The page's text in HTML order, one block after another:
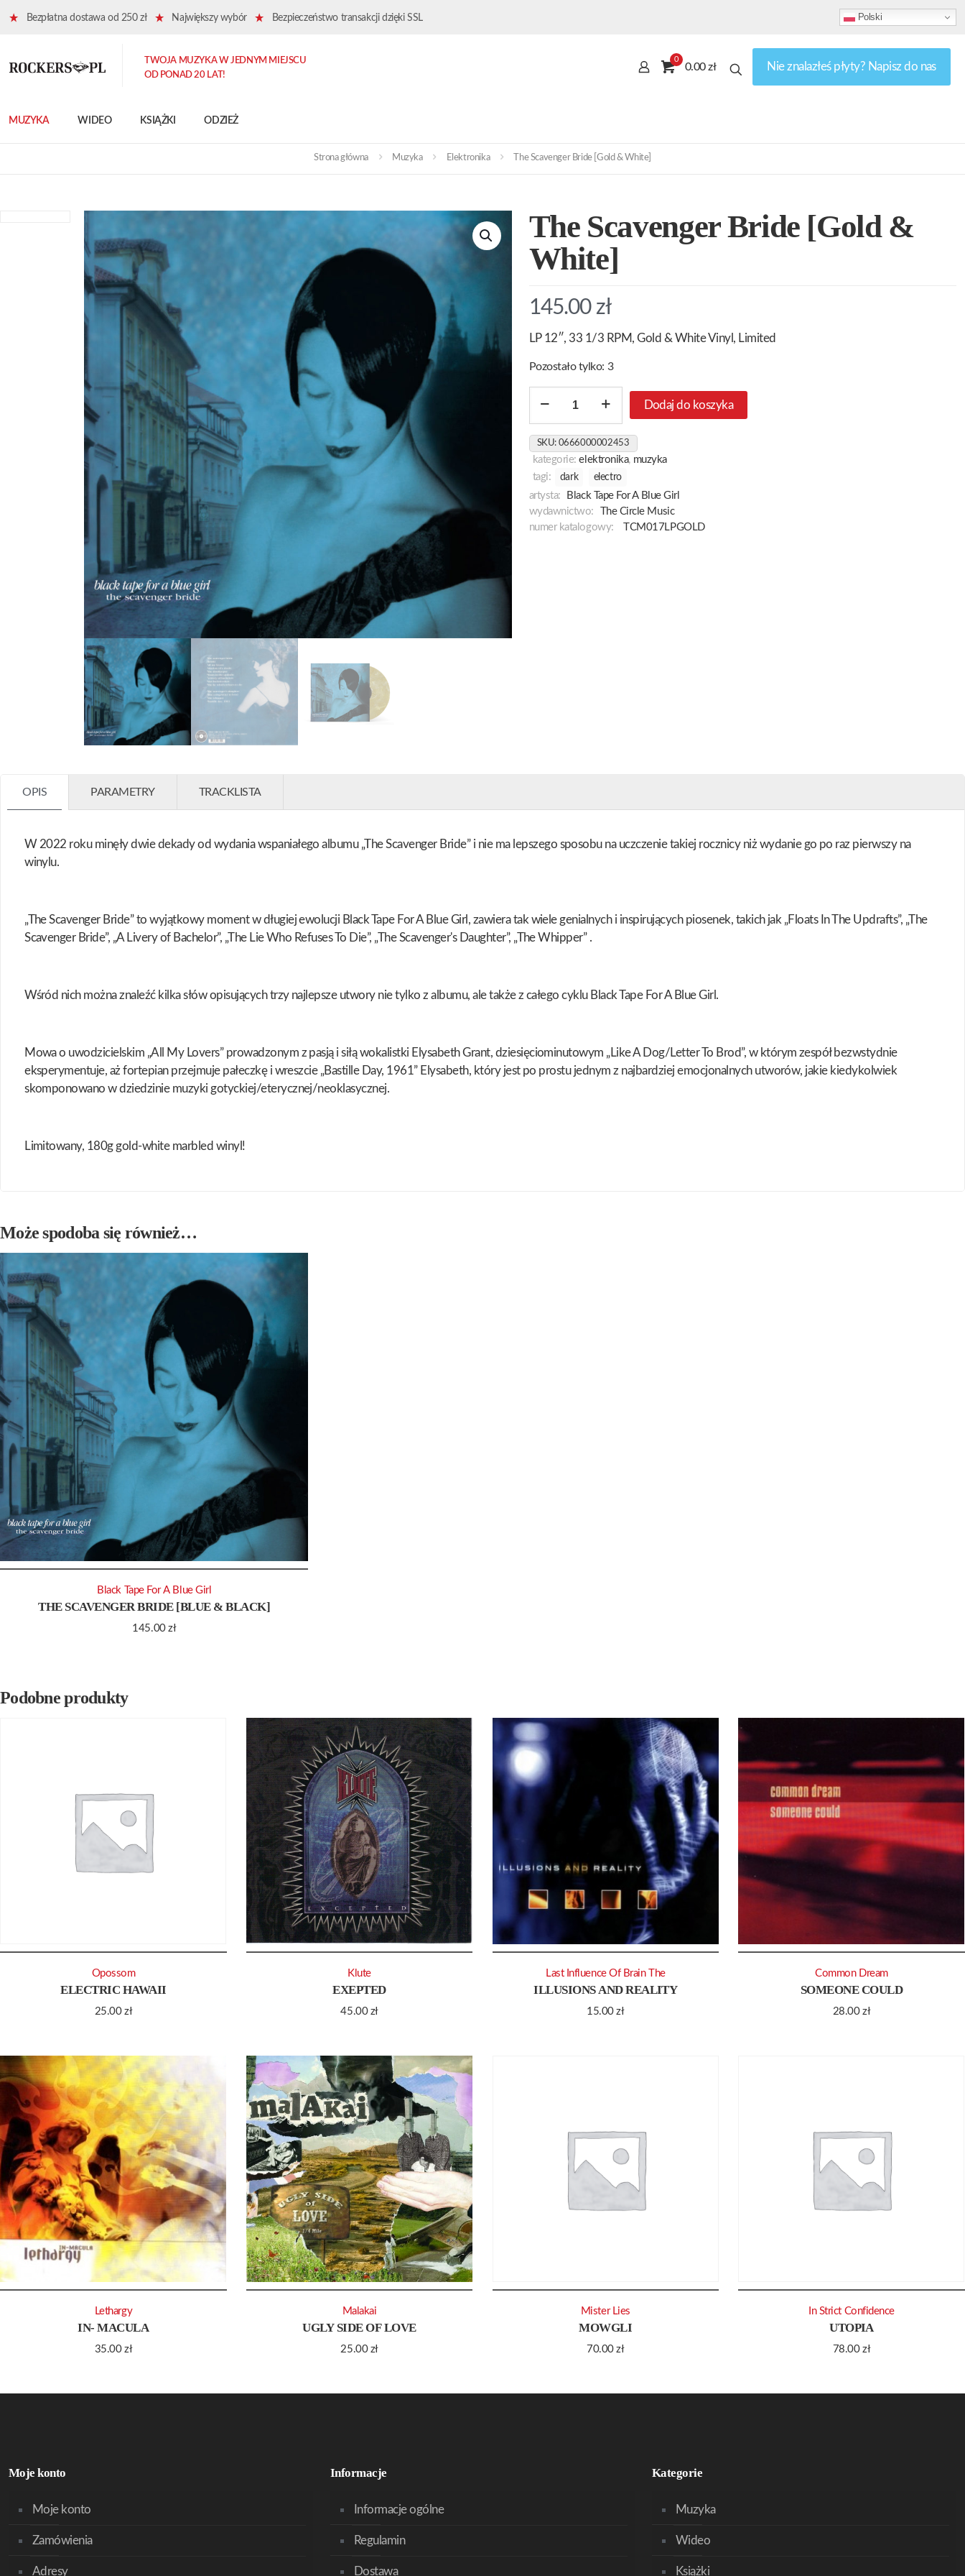
Bezpłatna dostawa od 250 zł Największy wybór Bezpieczeństwo transakcji dzięki SSL Polski
MUZYKA WIDEO KSIĄŻKI ODZIEŻ
TWOJA MUZYKA W JEDNYM MIEJSCU
OD PONAD 20 LAT!
0
0.00 zł Nie znalazłeś płyty? Napisz do nas
Strona główna Muzyka Elektronika The Scavenger Bride [Gold & White]
The Scavenger Bride [Gold &
White]
145.00 zł
LP 12″, 33 1/3 RPM, Gold & White Vinyl, Limited
Pozostało tylko: 3
Bride
[Gold
White]
Dodaj do koszyka
SKU: 0666000002453
kategorie:elektronika, muzyka
tagi:
dark electro
artysta:
Black Tape For A Blue Girl
wydawnictwo:
The Circle Music
numer katalogowy:
TCM017LPGOLD
OPIS PARAMETRY TRACKLISTA
W 2022 roku minęły dwie dekady od wydania wspaniałego albumu „The Scavenger Bride” i nie ma lepszego sposobu na uczczenie takiej rocznicy niż wydanie go po raz pierwszy na
winylu.
„The Scavenger Bride” to wyjątkowy moment w długiej ewolucji Black Tape For A Blue Girl, zawiera tak wiele genialnych i inspirujących piosenek, takich jak „Floats In The Updrafts”, „The
Scavenger Bride”, „A Livery of Bachelor”, „The Lie Who Refuses To Die”, „The Scavenger's Daughter”, „The Whipper” .
Wśród nich można znaleźć kilka słów opisujących trzy najlepsze utwory nie tylko z albumu, ale także z całego cyklu Black Tape For A Blue Girl.
Mowa o uwodzicielskim „All My Lovers” prowadzonym z pasją i siłą wokalistki Elysabeth Grant, dziesięciominutowym „Like A Dog/Letter To Brod”, w którym zespół bezwstydnie
eksperymentuje, aż fortepian przejmuje pałeczkę i wreszcie „Bastille Day, 1961” Elysabeth, który jest po prostu jednym z najbardziej emocjonalnych utworów, jakie kiedykolwiek
skomponowano w dziedzinie muzyki gotyckiej/eterycznej/neoklasycznej.
Limitowany, 180g gold-white marbled winyl!
Może spodoba się również…
THE SCAVENGER BRIDE [BLUE & BLACK]
145.00zł
Black Tape For A Blue Girl
Podobne produkty
ELECTRIC HAWAII
25.00zł
Opossom
EXEPTED
45.00 zł
Klute
ILLUSIONS AND REALITY
15.00zł
Last Influence Of Brain The
SOMEONE COULD
28.00zł
Common Dream
IN- MACULA
35.00zł
Lethargy
UGLY SIDE OF LOVE
25.00 zł
Malakai
MOWGLI
70.00zł
Mister Lies
UTOPIA
78.00zł
In Strict Confidence
Moje konto
Moje konto
Zamówienia
Adresy
Informacje
Informacje ogólne
Regulamin
Dostawa
Kategorie
Muzyka
Wideo
Książki